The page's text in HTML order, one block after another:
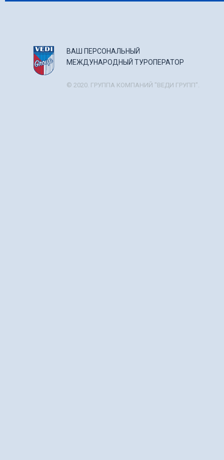
ВАШ ПЕРСОНАЛЬНЫЙ
МЕЖДУНАРОДНЫЙ ТУРОПЕРАТОР
© 2020. ГРУППА КОМПАНИЙ "ВЕДИ ГРУПП".